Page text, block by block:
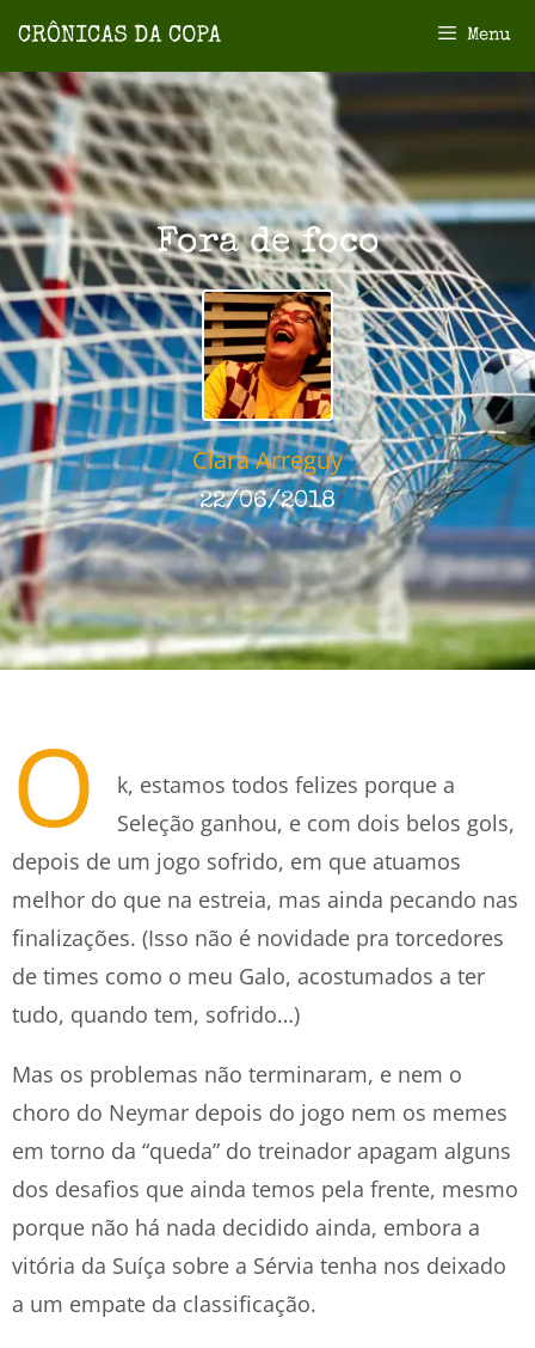
Menu
Fora de foco
Clara Arreguy
22/06/2018
O
k, estamos todos felizes porque a
Seleção ganhou, e com dois belos gols,
depois de um jogo sofrido, em que atuamos
melhor do que na estreia, mas ainda pecando nas
finalizações. (Isso não é novidade pra torcedores
de times como o meu Galo, acostumados a ter
tudo, quando tem, sofrido…)
Mas os problemas não terminaram, e nem o
choro do Neymar depois do jogo nem os memes
em torno da “queda” do treinador apagam alguns
dos desafios que ainda temos pela frente, mesmo
porque não há nada decidido ainda, embora a
vitória da Suíça sobre a Sérvia tenha nos deixado
a um empate da classificação.